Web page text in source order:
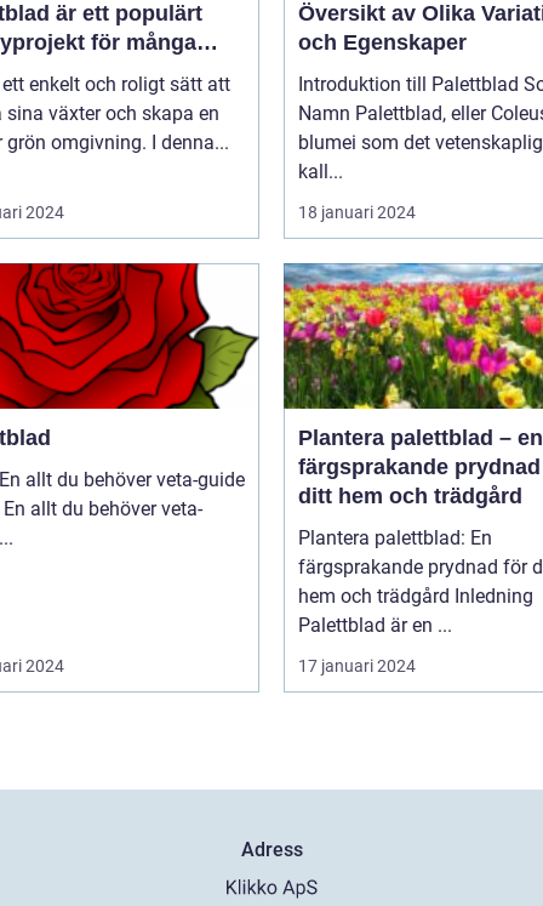
är ett populärt
för många
enkelt och roligt sätt att
sina växter och skapa en
grön omgivning. I denna...
2024
Översikt av Olika
och Egenskaper
Introduktion till Palettblad
Namn Palettblad, eller Coleus
blumei som det
kall...
18 januari 2024
allt du behöver veta-guide
allt du behöver veta-
guide ...
2024
Plantera palettblad – en
färgsprakande
ditt hem och trädgård
Plantera palettblad: En
färgsprakande prydnad för
hem och trädgård Inledning
Palettblad är en ...
17 januari 2024
Adress